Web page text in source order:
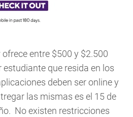
entre $500 y $2.500
que resida en los
deben ser online y
las mismas es el 15 de
No existen restricciones